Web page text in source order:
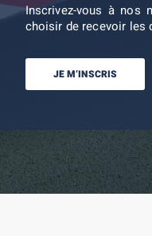
Inscrivez-vous à nos
choisir de recevoir les
JE M’INSCRIS